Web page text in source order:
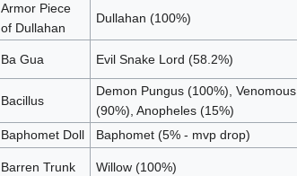
Armor Piece
of Dullahan
Dullahan (100%)
Ba Gua Evil Snake Lord (58.2%)
Bacillus
Demon Pungus (100%), Venomous
(90%), Anopheles (15%)
Baphomet Doll Baphomet (5% - mvp drop)
Barren Trunk Willow (100%)